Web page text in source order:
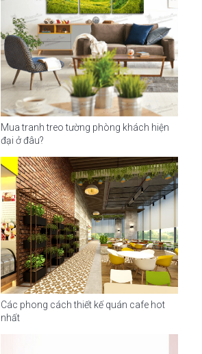
Mua tranh treo tường phòng khách hiện
đại ở đâu?
Các phong cách thiết kế quán cafe hot
nhất